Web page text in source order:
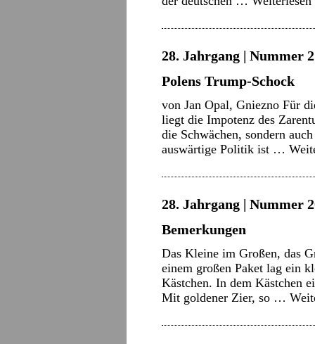
28. Jahrgang | Nummer
Polens Trump-Schock
von Jan Opal, Gniezno Für
liegt die Impotenz des
die Schwächen, sondern
auswärtige Politik ist …
28. Jahrgang | Nummer
Bemerkungen
Das Kleine im Großen, das
einem großen Paket lag ein
Kästchen. In dem Kästchen
Mit goldener Zier, so …